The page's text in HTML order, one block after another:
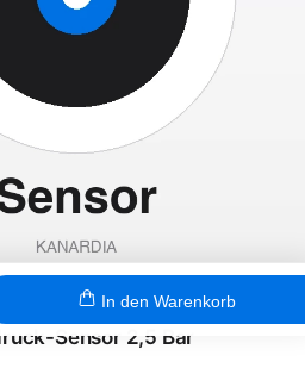
Sensor 2,5 Bar
In den Warenkorb